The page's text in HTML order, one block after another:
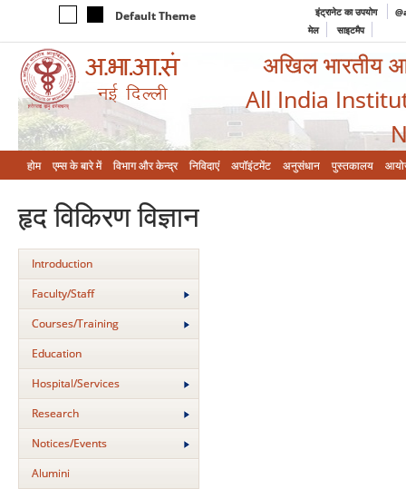
Default Theme इंट्रानेट का उपयोग
मेल
साइटमैप
अखिल भारतीय
All India
होम एम्‍स के बारे में विभाग और केन्‍द्र निविदाएं अपॉइंटमेंट अनुसंधान पुस्तकालय
हृद विकिरण विज्ञान
Introduction
Faculty/Staff
Courses/Training
Education
Hospital/Services
Research
Notices/Events
Alumini